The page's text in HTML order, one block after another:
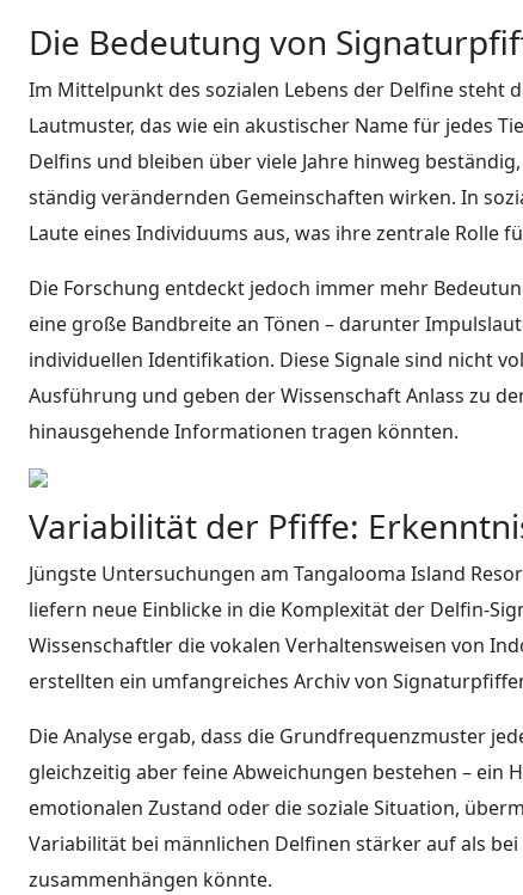
Die Bedeutung von
Im Mittelpunkt des sozialen Lebens der Delfine steht
Lautmuster, das wie ein akustischer Name für jedes
Delfins und bleiben über viele Jahre hinweg
ständig verändernden Gemeinschaften wirken. In
Laute eines Individuums aus, was ihre zentrale
Die Forschung entdeckt jedoch immer mehr
eine große Bandbreite an Tönen – darunter
individuellen Identifikation. Diese Signale sind nicht
Ausführung und geben der Wissenschaft Anlass zu
hinausgehende Informationen tragen könnten.
Variabilität der Pfiffe:
Jüngste Untersuchungen am Tangalooma Island
liefern neue Einblicke in die Komplexität der Delfin-
Wissenschaftler die vokalen Verhaltensweisen von
erstellten ein umfangreiches Archiv von
Die Analyse ergab, dass die Grundfrequenzmuster
gleichzeitig aber feine Abweichungen bestehen – ein
emotionalen Zustand oder die soziale Situation,
Variabilität bei männlichen Delfinen stärker auf als
zusammenhängen könnte.